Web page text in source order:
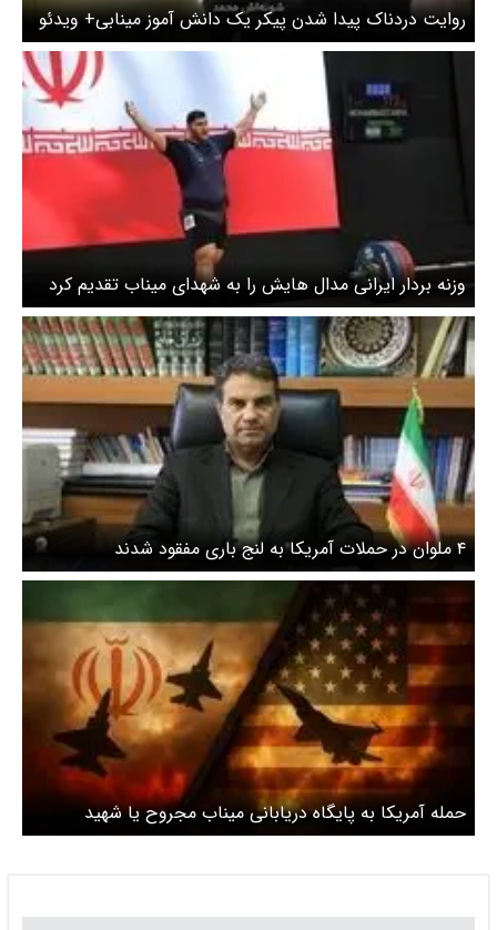
روایت دردناک پیدا شدن پیکر یک دانش آموز مینابی+ ویدئو
وزنه بردار ایرانی مدال هایش را به شهدای میناب تقدیم کرد
۴ ملوان در حملات آمریکا به لنج باری مفقود شدند
حمله آمریکا به پایگاه دریابانی میناب مجروح یا شهید
نداشت